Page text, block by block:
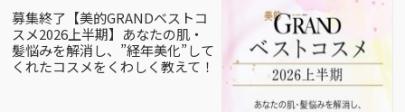
募集終了【美的GRANDベストコ
スメ2026上半期】あなたの肌・
髪悩みを解消し、”経年美化”して
くれたコスメをくわしく教えて！